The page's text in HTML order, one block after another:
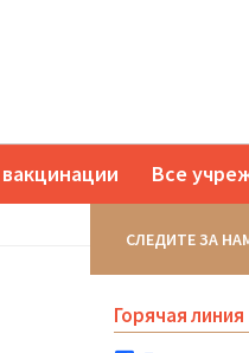
вакцинации Все
СЛЕДИТЕ ЗА
Горячая линия